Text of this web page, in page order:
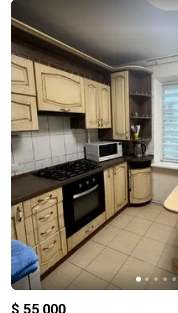
Будинок із доглянутим підїздом та
техника залишаються. Є
Інфраструктура, яка робить життя
доступності знаходяться АТБ,
садочки, зупинки громадського
відділення, та інші необхідні обєкти.
комфортного життя, – поруч із вашим
відкладайте рішення на потім!
домовляйтеся про перегляд.
вашим новим домом, у якому
життя!
$ 55 000